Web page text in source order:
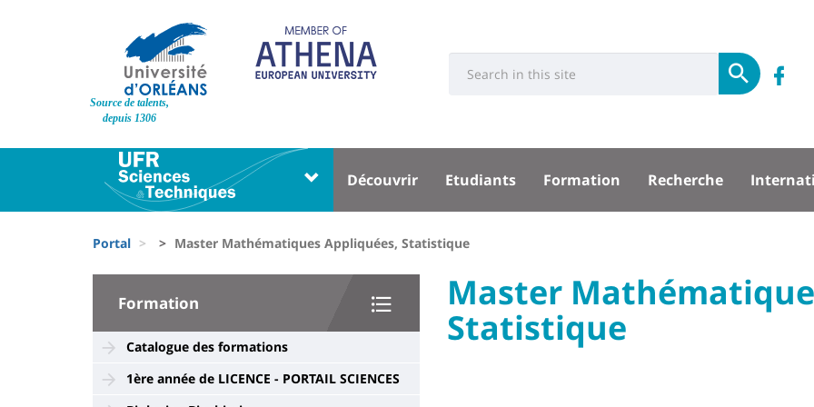
Site
Source de talents,
depuis 1306
Université
Soumettre
Université
Block
liste
des
composantes
Menu
principal
Découvrir Etudiants Formation Recherche
d'Ariane
Portal Master Mathématiques Appliquées, Statistique
University
Sidebar
Formation
Catalogue des formations
1ère année de LICENCE - PORTAIL SCIENCES
University
:
Main
Titre
Master
Statistique